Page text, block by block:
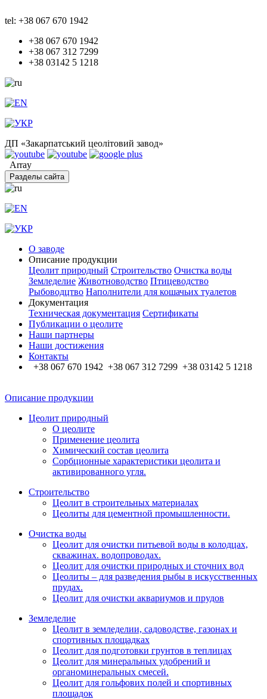
tel: +38 067 670 1942
+38 067 670 1942
+38 067 312 7299
+38 03142 5 1218
ДП «Закарпатський цеолітовий завод»
Array
Разделы сайта
О заводе
Описание продукции
Цеолит природный Строительство Очистка воды
Земледелие Животноводство Птицеводство
Рыбоводцтво Наполнители для кошачьих туалетов
Документация
Техническая документация Сертификаты
Публикации о цеолите
Наши партнеры
Наши достижения
Контакты
+38 067 670 1942 +38 067 312 7299 +38 03142 5 1218
Описание продукции
Цеолит природный
О цеолите
Применение цеолита
Химический состав цеолита
Сорбционные характеристики цеолита и
активированного угля.
Строительство
Цеолит в строительных материалах
Цеолиты для цементной промышленности.
Очистка воды
Цеолит для очистки питьевой воды в колодцах,
скважинах. водопроводах.
Цеолит для очистки природных и сточних вод
Цеолиты – для разведения рыбы в искусственных
прудах.
Цеолит для очистки аквариумов и прудов
Земледелие
Цеолит в земледелии, садоводстве, газонах и
спортивных площадках
Цеолит для подготовки грунтов в теплицах
Цеолит для минеральных удобрений и
органоминеральных смесей.
Цеолит для гольфових полей и спортивных
площадок